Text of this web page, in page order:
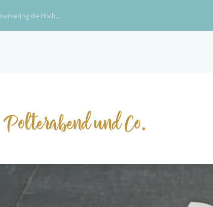
die Hoch...
und Co.